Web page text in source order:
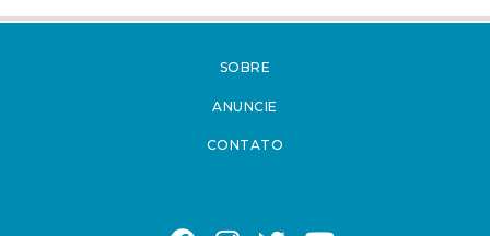
SOBRE
ANUNCIE
CONTATO